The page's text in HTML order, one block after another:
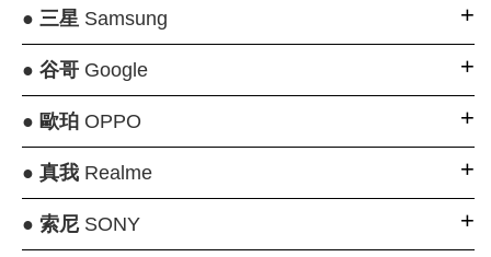
● 三星 Samsung
● 谷哥Google
● 歐珀OPPO
● 真我Realme
● 索尼SONY